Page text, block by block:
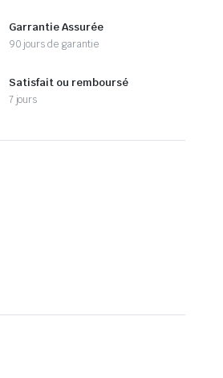
Garrantie Assurée
90 jours de garantie
Satisfait ou remboursé
7 jours